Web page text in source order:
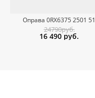
Оправа 0RX6375 2501 51
24790руб.
16 490 руб.